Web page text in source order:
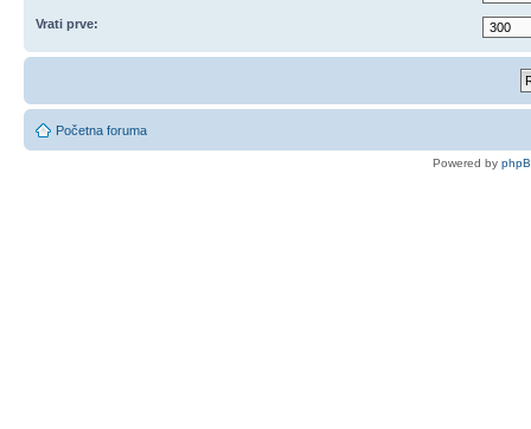
Vrati prve:
Početna foruma
Powered by